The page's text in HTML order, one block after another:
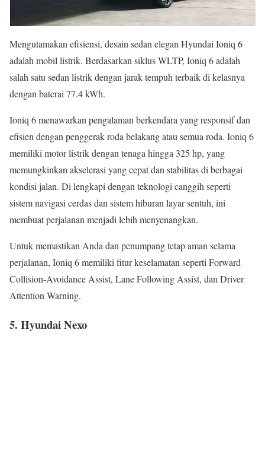
Mengutamakan efisiensi, desain sedan elegan Hyundai Ioniq 6
adalah mobil listrik. Berdasarkan siklus WLTP, Ioniq 6 adalah
salah satu sedan listrik dengan jarak tempuh terbaik di kelasnya
dengan baterai 77.4 kWh.
Ioniq 6 menawarkan pengalaman berkendara yang responsif dan
efisien dengan penggerak roda belakang atau semua roda. Ioniq 6
memiliki motor listrik dengan tenaga hingga 325 hp, yang
memungkinkan akselerasi yang cepat dan stabilitas di berbagai
kondisi jalan. Di lengkapi dengan teknologi canggih seperti
sistem navigasi cerdas dan sistem hiburan layar sentuh, ini
membuat perjalanan menjadi lebih menyenangkan.
Untuk memastikan Anda dan penumpang tetap aman selama
perjalanan, Ioniq 6 memiliki fitur keselamatan seperti Forward
Collision-Avoidance Assist, Lane Following Assist, dan Driver
Attention Warning.
5. Hyundai Nexo